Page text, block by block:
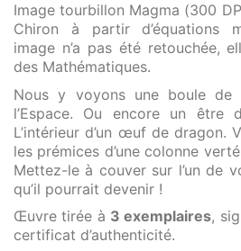
Image tourbillon Magma (300
Chiron à partir d’équations
image n’a pas été retouchée,
des Mathématiques.
Nous y voyons une boule de
l’Espace. Ou encore un être
L’intérieur d’un œuf de dragon.
les prémices d’une colonne
Mettez-le à couver sur l’un de
qu’il pourrait devenir !
Œuvre tirée à 3 exemplaires,
certificat d’authenticité.